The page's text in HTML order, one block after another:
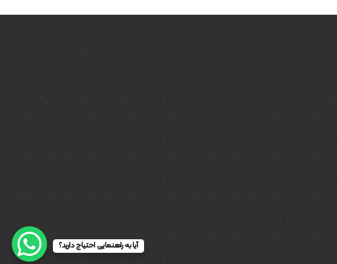
آیا به راهنمایی احتیاج دارید؟